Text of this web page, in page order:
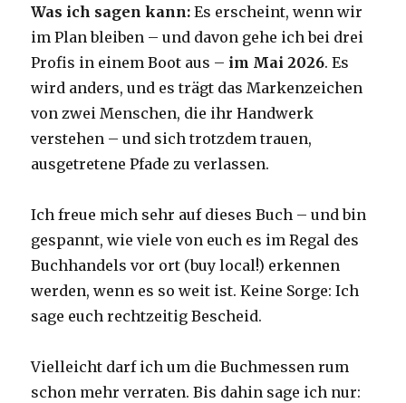
Was ich sagen kann: Es erscheint, wenn wir
im Plan bleiben – und davon gehe ich bei drei
Profis in einem Boot aus – im Mai 2026. Es
wird anders, und es trägt das Markenzeichen
von zwei Menschen, die ihr Handwerk
verstehen – und sich trotzdem trauen,
ausgetretene Pfade zu verlassen.
Ich freue mich sehr auf dieses Buch – und bin
gespannt, wie viele von euch es im Regal des
Buchhandels vor ort (buy local!) erkennen
werden, wenn es so weit ist. Keine Sorge: Ich
sage euch rechtzeitig Bescheid.
Vielleicht darf ich um die Buchmessen rum
schon mehr verraten. Bis dahin sage ich nur: